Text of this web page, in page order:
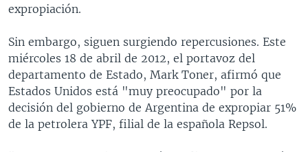
expropiación.
Sin embargo, siguen surgiendo repercusiones. Este
miércoles 18 de abril de 2012, el portavoz del
departamento de Estado, Mark Toner, afirmó que
Estados Unidos está "muy preocupado" por la
decisión del gobierno de Argentina de expropiar 51%
de la petrolera YPF, filial de la española Repsol.